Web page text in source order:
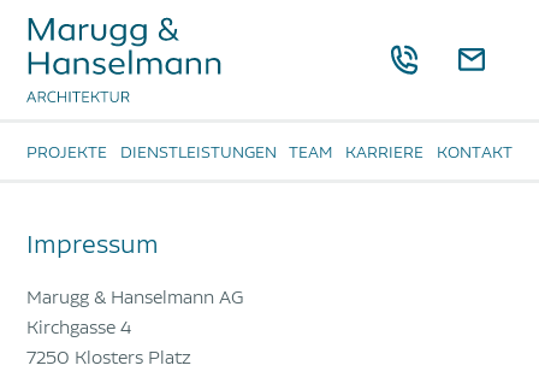
PROJEKTE DIENSTLEISTUNGEN TEAM KARRIERE KONTAKT
Impressum
Marugg & Hanselmann AG
Kirchgasse 4
7250 Klosters Platz